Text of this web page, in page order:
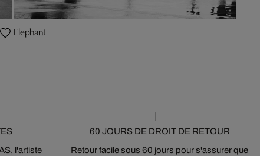
Elephant
l'artiste
60 JOURS DE DROIT DE RETOUR
Retour facile sous 60 jours pour s'assurer que